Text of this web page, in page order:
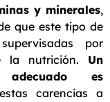
y minerales,
que este tipo de
por
la nutrición. Un
adecuado es
carencias a